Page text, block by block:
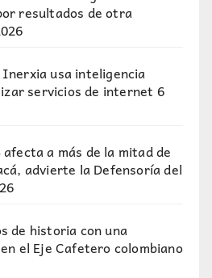
resultados de otra
usa inteligencia
servicios de internet 6
afecta a más de la mitad de
advierte la Defensoría del
de historia con una
el Eje Cafetero colombiano